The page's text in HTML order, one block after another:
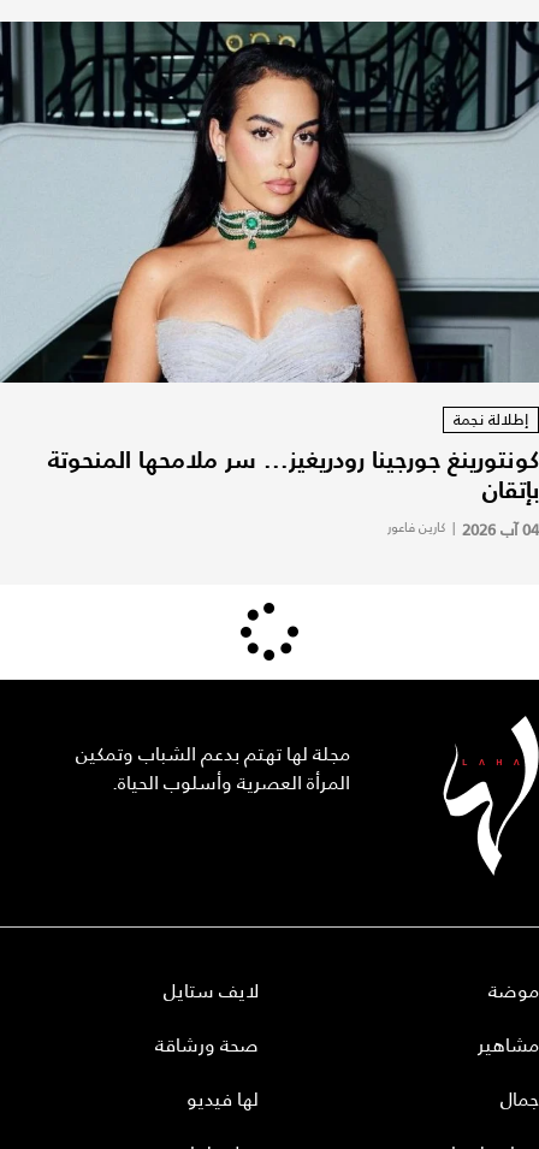
إطلالة نجمة
كونتورينغ جورجينا رودريغيز... سر ملامحها المنحوتة
بإتقان
04 آب 2026 | كارين فاعور
مجلة لها تهتم بدعم الشباب وتمكين
المرأة العصرية وأسلوب الحياة.
موضة
مشاهير
جمال
لايف ستايل
صحة ورشاقة
لها فيديو